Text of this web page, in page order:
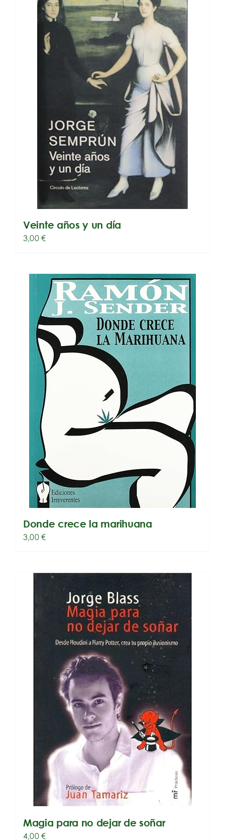
Veinte años y un día
3,00€
Donde crece la marihuana
3,00€
Magia para no dejar de soñar
4,00€